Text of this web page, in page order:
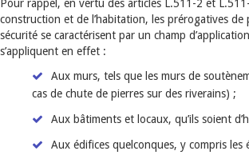
Pour rappel, en vertu des articles L.511-2 et
construction et de l’habitation, les prérogatives de
sécurité se caractérisent par un champ
s’appliquent en effet :
Aux murs, tels que les murs de
cas de chute de pierres sur des riverains) ;
Aux bâtiments et locaux, qu’ils soient
Aux édifices quelconques, y compris les